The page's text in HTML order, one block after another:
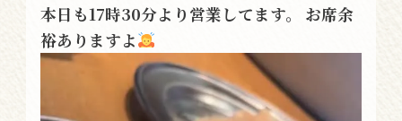
本日も17時30分より営業してます。 お席余
裕ありますよ